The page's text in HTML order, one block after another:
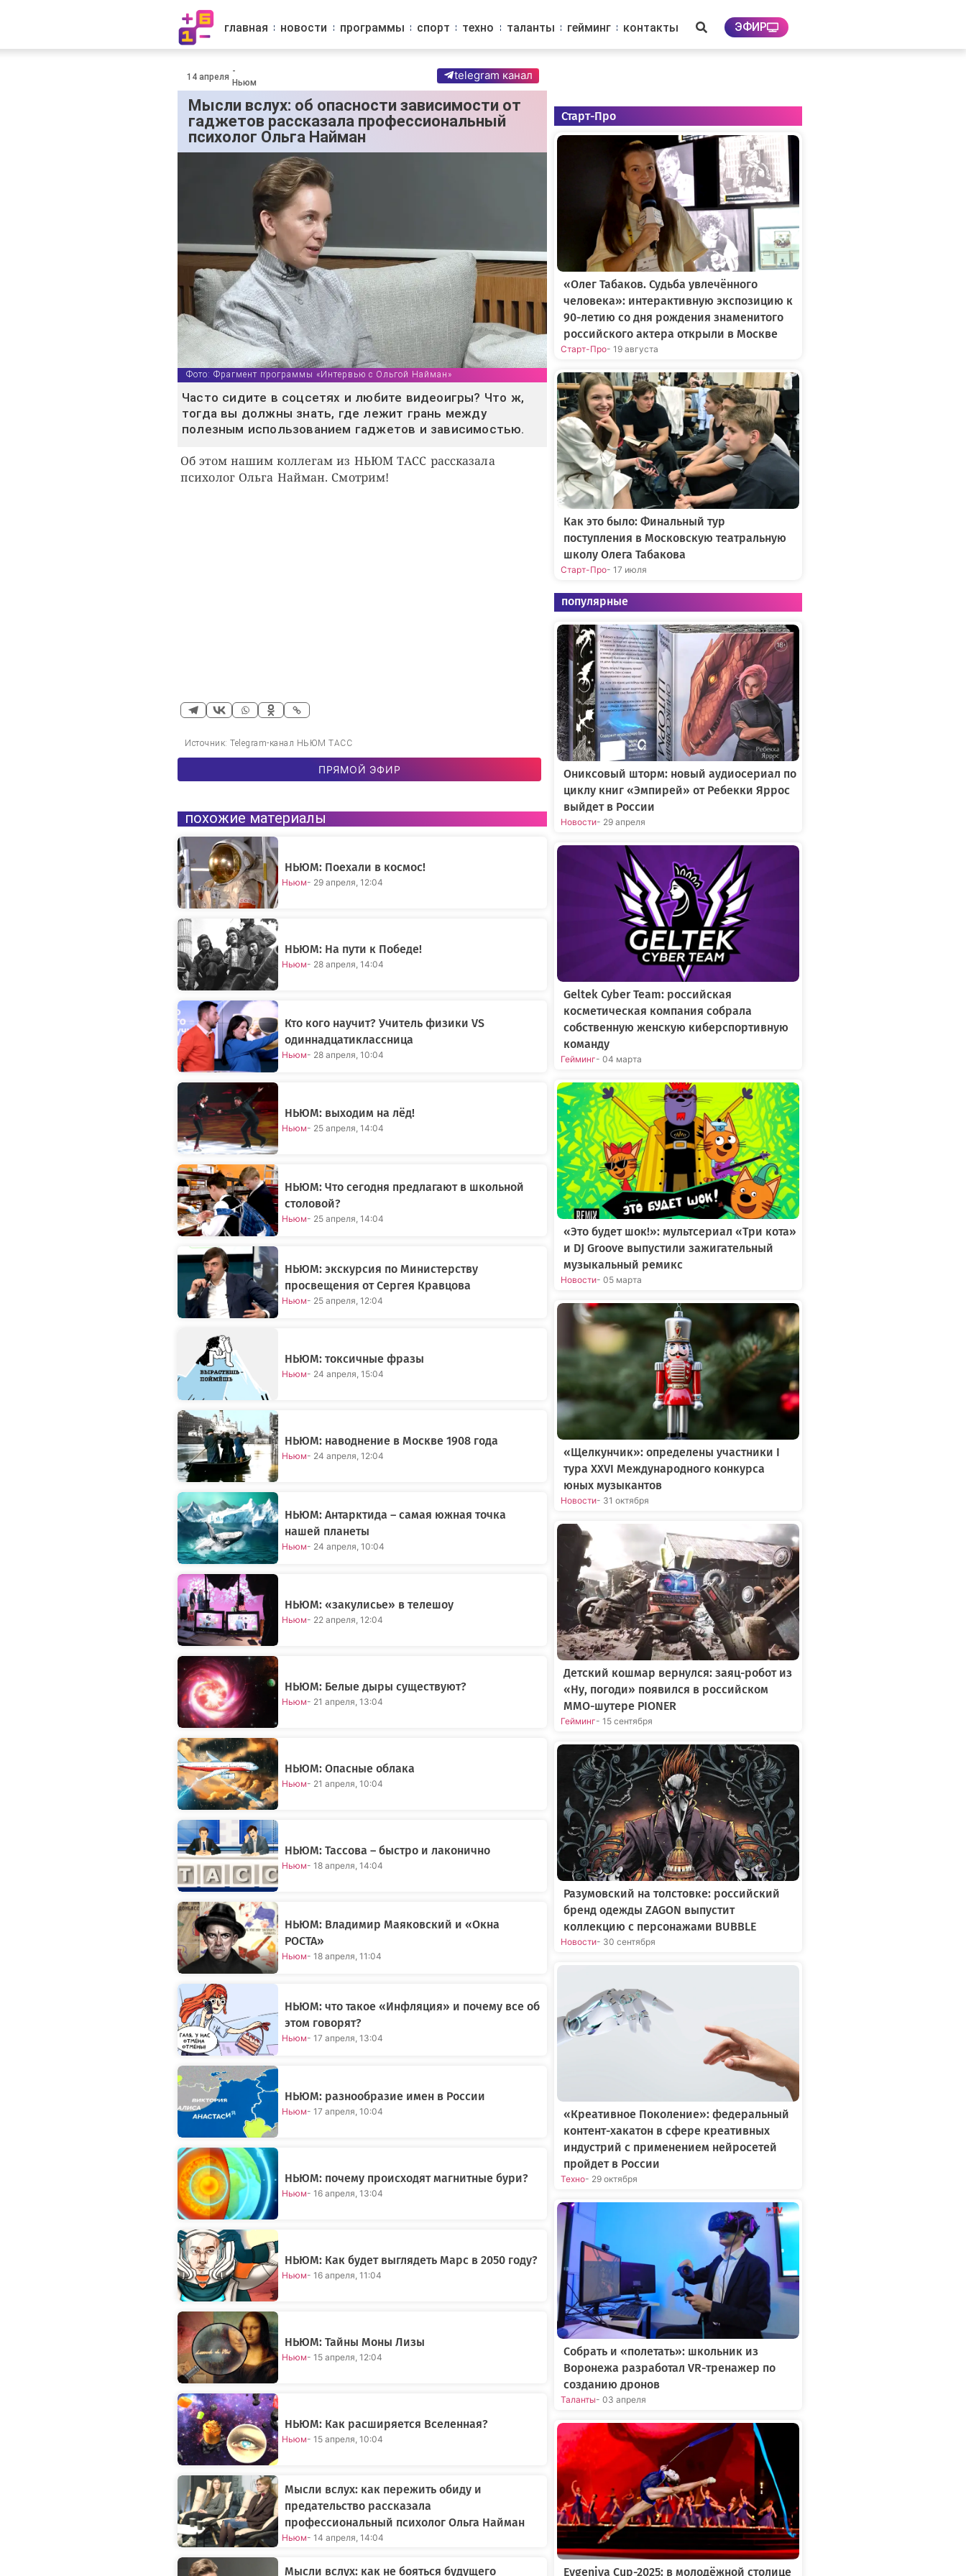
главная новости программы спорт техно таланты гейминг контакты ЭФИР
14 апреля
-
Ньюм
telegram канал
Мысли вслух: об опасности зависимости от
гаджетов рассказала профессиональный
психолог Ольга Найман
Фото: Фрагмент программы «Интервью с Ольгой Найман»
Часто сидите в соцсетях и любите видеоигры? Что ж,
тогда вы должны знать, где лежит грань между
полезным использованием гаджетов и зависимостью.
Об этом нашим коллегам из НЬЮМ ТАСС рассказала
психолог Ольга Найман. Смотрим!
Источник: Telegram-канал НЬЮМ ТАСС
ПРЯМОЙ ЭФИР
похожие материалы
НЬЮМ: Поехали в космос!
Ньюм- 29 апреля, 12:04
НЬЮМ: На пути к Победе!
Ньюм- 28 апреля, 14:04
Кто кого научит? Учитель физики VS
одиннадцатиклассница
Ньюм- 28 апреля, 10:04
НЬЮМ: выходим на лёд!
Ньюм- 25 апреля, 14:04
НЬЮМ: Что сегодня предлагают в школьной
столовой?
Ньюм- 25 апреля, 14:04
НЬЮМ: экскурсия по Министерству
просвещения от Сергея Кравцова
Ньюм- 25 апреля, 12:04
НЬЮМ: токсичные фразы
Ньюм- 24 апреля, 15:04
НЬЮМ: наводнение в Москве 1908 года
Ньюм- 24 апреля, 12:04
НЬЮМ: Антарктида – самая южная точка
нашей планеты
Ньюм- 24 апреля, 10:04
НЬЮМ: «закулисье» в телешоу
Ньюм- 22 апреля, 12:04
НЬЮМ: Белые дыры существуют?
Ньюм- 21 апреля, 13:04
НЬЮМ: Опасные облака
Ньюм- 21 апреля, 10:04
НЬЮМ: Тассова – быстро и лаконично
Ньюм- 18 апреля, 14:04
НЬЮМ: Владимир Маяковский и «Окна
РОСТА»
Ньюм- 18 апреля, 11:04
НЬЮМ: что такое «Инфляция» и почему все об
этом говорят?
Ньюм- 17 апреля, 13:04
НЬЮМ: разнообразие имен в России
Ньюм- 17 апреля, 10:04
НЬЮМ: почему происходят магнитные бури?
Ньюм- 16 апреля, 13:04
НЬЮМ: Как будет выглядеть Марс в 2050 году?
Ньюм- 16 апреля, 11:04
НЬЮМ: Тайны Моны Лизы
Ньюм- 15 апреля, 12:04
НЬЮМ: Как расширяется Вселенная?
Ньюм- 15 апреля, 10:04
Мысли вслух: как пережить обиду и
предательство рассказала
профессиональный психолог Ольга Найман
Ньюм- 14 апреля, 14:04
Мысли вслух: как не бояться будущего
Старт-Про
«Олег Табаков. Судьба увлечённого
человека»: интерактивную экспозицию к
90-летию со дня рождения знаменитого
российского актера открыли в Москве
Старт-Про- 19 августа
Как это было: Финальный тур
поступления в Московскую театральную
школу Олега Табакова
Старт-Про- 17 июля
популярные
Ониксовый шторм: новый аудиосериал по
циклу книг «Эмпирей» от Ребекки Яррос
выйдет в России
Новости- 29 апреля
Geltek Cyber Team: российская
косметическая компания собрала
собственную женскую киберспортивную
команду
Гейминг- 04 марта
«Это будет шок!»: мультсериал «Три кота»
и DJ Groove выпустили зажигательный
музыкальный ремикс
Новости- 05 марта
«Щелкунчик»: определены участники I
тура XXVI Международного конкурса
юных музыкантов
Новости- 31 октября
Детский кошмар вернулся: заяц-робот из
«Ну, погоди» появился в российском
MMO-шутере PIONER
Гейминг- 15 сентября
Разумовский на толстовке: российский
бренд одежды ZAGON выпустит
коллекцию с персонажами BUBBLE
Новости- 30 сентября
«Креативное Поколение»: федеральный
контент-хакатон в сфере креативных
индустрий с применением нейросетей
пройдет в России
Техно- 29 октября
Собрать и «полетать»: школьник из
Воронежа разработал VR-тренажер по
созданию дронов
Таланты- 03 апреля
Evgeniya Cup-2025: в молодёжной столице